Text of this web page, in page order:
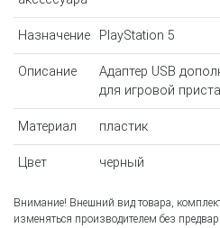
Назначение PlayStation 5
Описание
Адаптер USB
для игровой
Материал пластик
Цвет черный
Внимание! Внешний вид товара,
изменяться производителем без